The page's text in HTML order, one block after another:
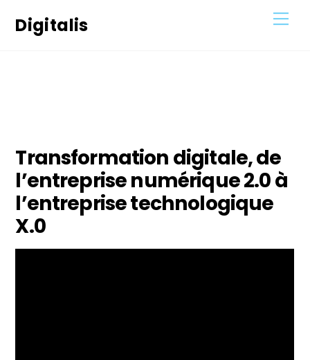
Digitalis
Transformation digitale, de
l’entreprise numérique 2.0 à
l’entreprise technologique
X.0